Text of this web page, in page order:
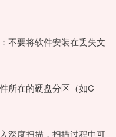
不要将软件安装在丢失文
所在的硬盘分区（如C
深度扫描，扫描过程中可